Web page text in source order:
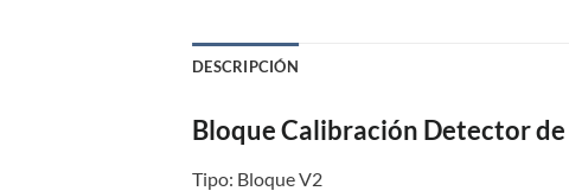
DESCRIPCIÓN
Bloque Calibración Detector de
Tipo: Bloque V2